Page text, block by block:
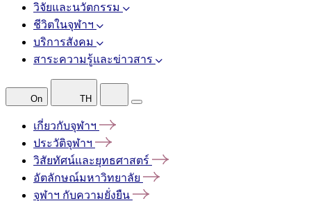
วิจัยและนวัตกรรม
ชีวิตในจุฬาฯ
บริการสังคม
สาระความรู้และข่าวสาร
On TH
เกี่ยวกับจุฬาฯ
ประวัติจุฬาฯ
วิสัยทัศน์และยุทธศาสตร์
อัตลักษณ์มหาวิทยาลัย
จุฬาฯ กับความยั่งยืน